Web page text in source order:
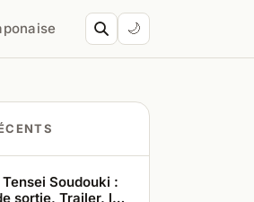
🌙
Soudouki :
sortie, Trailer, les